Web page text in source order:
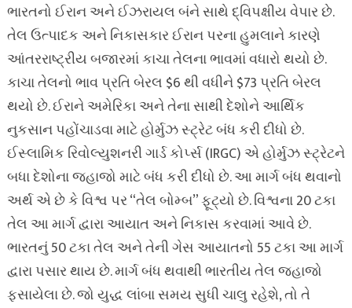
ભારતનો ઈરાન અને ઈઝરાયલ બંને સાથે દ્વિપક્ષીય વેપાર છે.
તેલ ઉત્પાદક અને નિકાસકાર ઈરાન પરના હુમલાને કારણે
આંતરરાષ્ટ્રીય બજારમાં કાચા તેલના ભાવમાં વધારો થયો છે.
કાચા તેલનો ભાવ પ્રતિ બેરલ $6 થી વધીને $73 પ્રતિ બેરલ
થયો છે. ઈરાને અમેરિકા અને તેના સાથી દેશોને આર્થિક
નુકસાન પહોંચાડવા માટે હોર્મુઝ સ્ટ્રેટ બંધ કરી દીધો છે.
ઈસ્લામિક રિવોલ્યુશનરી ગાર્ડ કોર્પ્સ (IRGC) એ હોર્મુઝ સ્ટ્રેટને
બધા દેશોના જહાજો માટે બંધ કરી દીધો છે. આ માર્ગ બંધ થવાનો
અર્થ એ છે કે વિશ્વ પર “તેલ બોમ્બ” ફૂટ્યો છે. વિશ્વના 20 ટકા
તેલ આ માર્ગ દ્વારા આયાત અને નિકાસ કરવામાં આવે છે.
ભારતનું 50 ટકા તેલ અને તેની ગેસ આયાતનો 55 ટકા આ માર્ગ
દ્વારા પસાર થાય છે. માર્ગ બંધ થવાથી ભારતીય તેલ જહાજો
ફસાયેલા છે. જો યુદ્ધ લાંબા સમય સુધી ચાલુ રહેશે, તો તે